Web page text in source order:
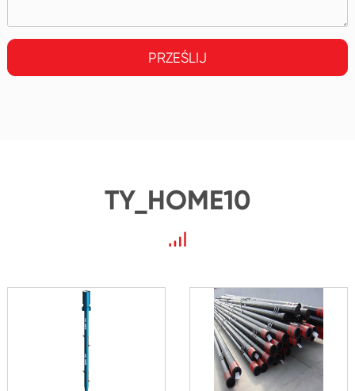
PRZEŚLIJ
TY_HOME10